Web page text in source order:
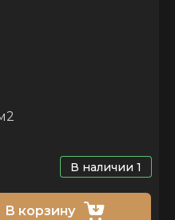
В наличии 1
В корзину